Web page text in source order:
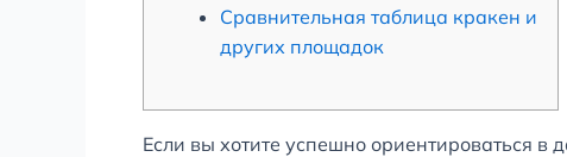
Сравнительная таблица кракен и
других площадок
Если вы хотите успешно ориентироваться в